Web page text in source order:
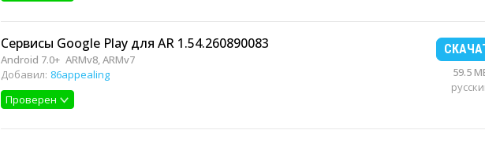
Сервисы Google Play для AR 1.54.260890083
Android 7.0+ ARMv8, ARMv7
Добавил: 86appealing
Проверен
59.5